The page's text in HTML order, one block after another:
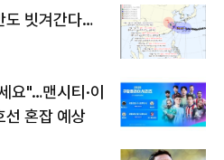
도 빗겨간다…
요"…맨시티·이
선 혼잡 예상